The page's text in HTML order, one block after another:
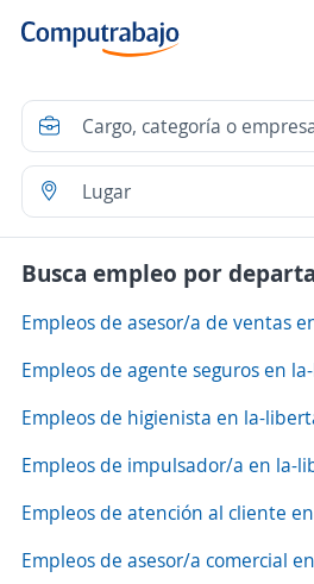
Busca empleo por
Empleos de asesor/a de ventas
Empleos de agente seguros en
Empleos de higienista en la-
Empleos de impulsador/a en la-
Empleos de atención al cliente
Empleos de asesor/a comercial